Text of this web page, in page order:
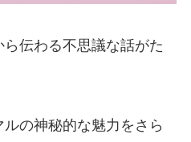
伝わる不思議な話がた
の神秘的な魅力をさら